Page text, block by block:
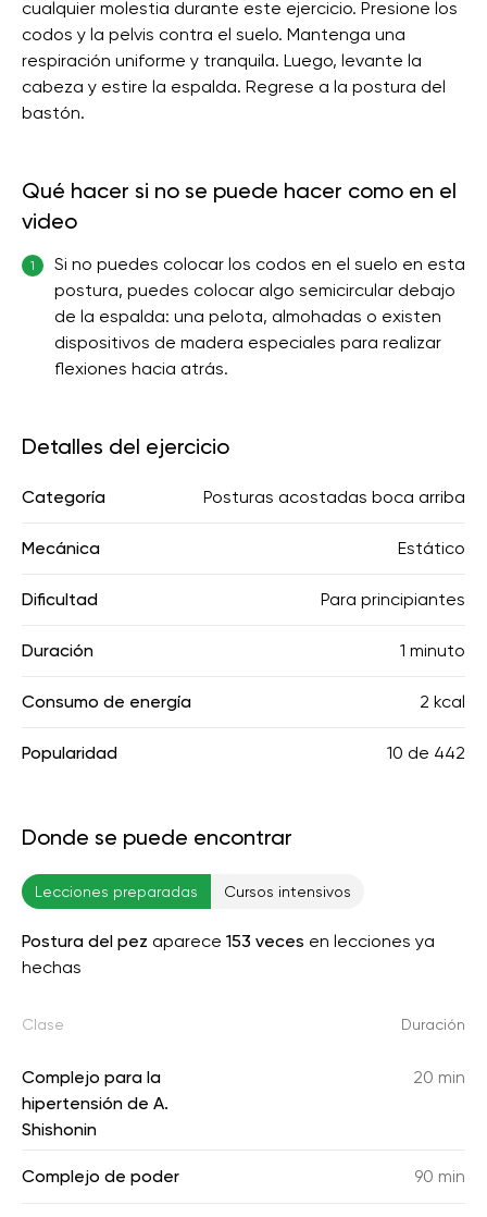
cualquier molestia durante este ejercicio. Presione los
codos y la pelvis contra el suelo. Mantenga una
respiración uniforme y tranquila. Luego, levante la
cabeza y estire la espalda. Regrese a la postura del
bastón.
Qué hacer si no se puede hacer como en el
video
1
Si no puedes colocar los codos en el suelo en esta
postura, puedes colocar algo semicircular debajo
de la espalda: una pelota, almohadas o existen
dispositivos de madera especiales para realizar
flexiones hacia atrás.
Detalles del ejercicio
Categoría Posturas acostadas boca arriba
Mecánica Estático
Dificultad Para principiantes
Duración 1 minuto
Consumo de energía 2 kcal
Popularidad 10 de 442
Donde se puede encontrar
Lecciones preparadas Cursos intensivos
Postura del pez aparece 153 veces en lecciones ya
hechas
Clase Duración
Complejo para la
hipertensión de A.
Shishonin
20 min
Complejo de poder 90 min